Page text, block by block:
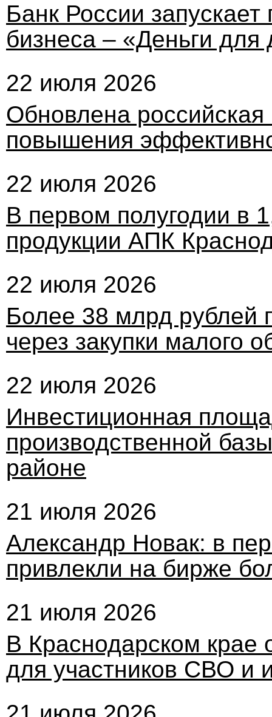
Банк России
бизнеса – «Деньги для
22 июля 2026
Обновлена
повышения
22 июля 2026
В первом полугодии в
продукции АПК
22 июля 2026
Более 38 млрд рублей
через закупки
22 июля 2026
Инвестиционная
производственной
районе
21 июля 2026
Александр Новак: в
привлекли на бирже
21 июля 2026
В Краснодарском крае
для участников СВО и